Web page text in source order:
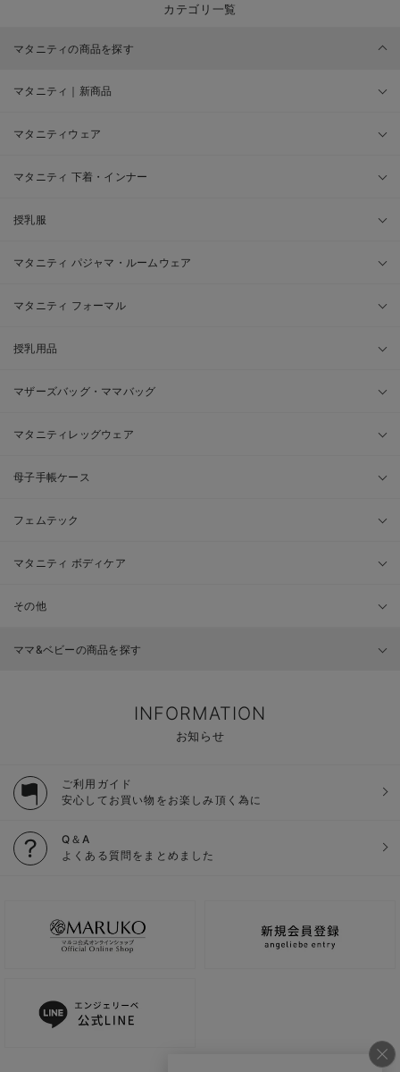
カテゴリ一覧
マタニティの商品を探す
マタニティ｜新商品
マタニティウェア
マタニティ 下着・インナー
授乳服
マタニティ パジャマ・ルームウェア
マタニティ フォーマル
授乳用品
マザーズバッグ・ママバッグ
マタニティレッグウェア
母子手帳ケース
フェムテック
マタニティ ボディケア
その他
ママ&ベビーの商品を探す
INFORMATION
お知らせ
ご利用ガイド
安心してお買い物をお楽しみ頂く為に
Q＆A
よくある質問をまとめました